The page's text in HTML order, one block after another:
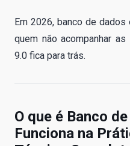
Em 2026, banco de
quem não acompanhar
9.0 fica para trás.
O que é Banco
Funciona na